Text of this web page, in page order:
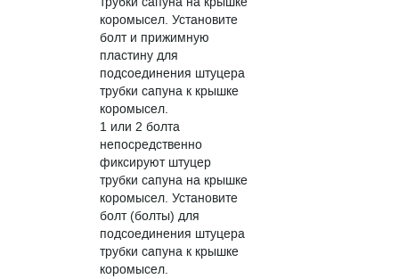
коромысел. Установите
болт и прижимную
пластину для
подсоединения штуцера
трубки сапуна к крышке
коромысел.
1 или 2 болта
непосредственно
фиксируют штуцер
трубки сапуна на крышке
коромысел. Установите
болт (болты) для
подсоединения штуцера
трубки сапуна к крышке
коромысел.